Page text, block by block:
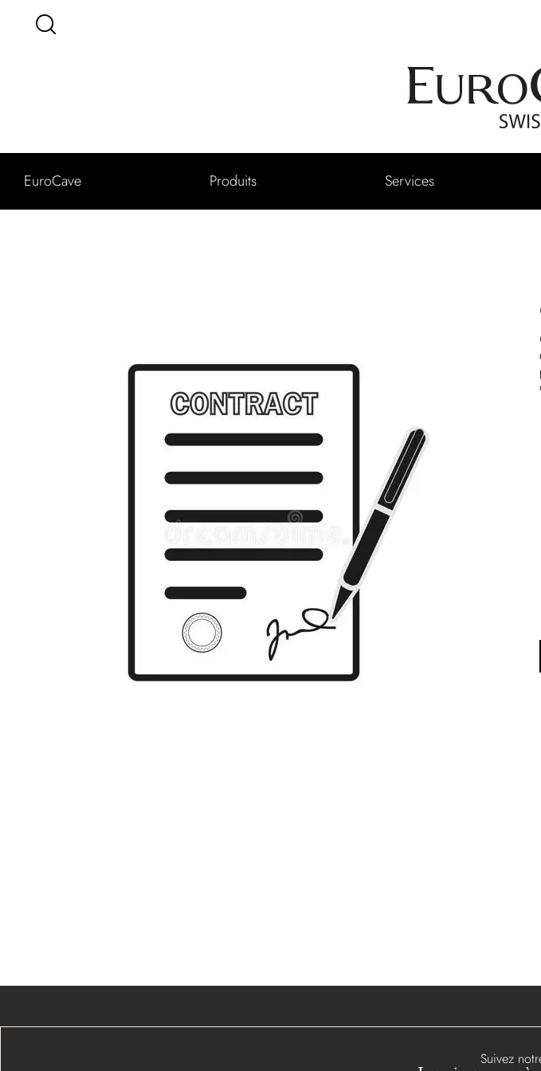
EuroCave Produits Services
Suivez